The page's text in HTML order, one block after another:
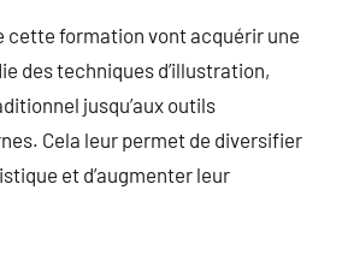
cette formation vont acquérir une
des techniques d’illustration,
jusqu’aux outils
Cela leur permet de diversifier
et d’augmenter leur